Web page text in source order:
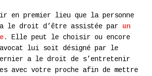
en premier lieu que la personne
a le droit d’être assistée par un
. Elle peut le choisir ou encore
avocat lui soit désigné par le
a le droit de s’entretenir
avec votre proche afin de mettre